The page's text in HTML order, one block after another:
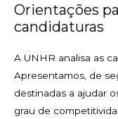
Orientações
candidaturas
A UNHR analisa as
Apresentamos, de
destinadas a ajudar
grau de